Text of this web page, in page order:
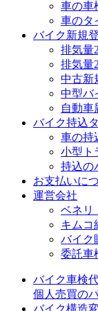
車の車
車のタ
バイク新規
排気量
排気量
中古新
中型バ
自動車
バイク持込
車の持
小型ト
持込の
お支払いに
運営会社
ベネリ
キムコ
バイク
委託車
バイク車検
個人売買の
バイク構造